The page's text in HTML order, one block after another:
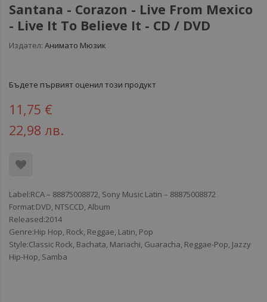
Santana ‎- Corazon - Live From Mexico
- Live It To Believe It - CD / DVD
Издател: Анимато Мюзик
Бъдете първият оценил този продукт
11,75 €
22,98 лв.
Label:RCA ‎– 88875008872, Sony Music Latin ‎– 88875008872
Format:DVD, NTSCCD, Album
Released:2014
Genre:Hip Hop, Rock, Reggae, Latin, Pop
Style:Classic Rock, Bachata, Mariachi, Guaracha, Reggae-Pop, Jazzy
Hip-Hop, Samba